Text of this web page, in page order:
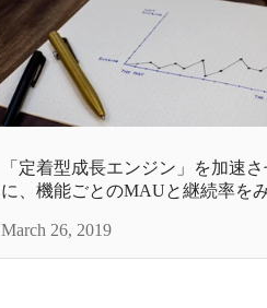
「定着型成長エンジン」を加速
に、機能ごとのMAUと継続率を
で分析
March 26, 2019